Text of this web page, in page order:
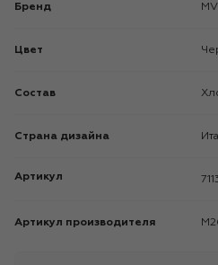
Бренд
Цвет
Состав
Страна дизайна
Артикул
Артикул производителя